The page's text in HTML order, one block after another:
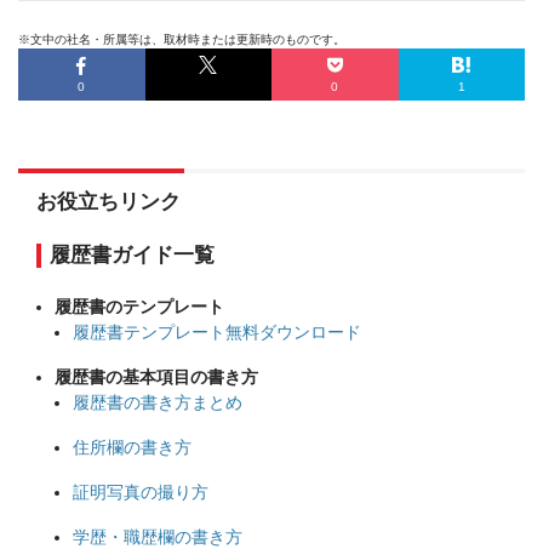
※文中の社名・所属等は、取材時または更新時のものです。
0 0 1
お役立ちリンク
履歴書ガイド一覧
履歴書のテンプレート
履歴書テンプレート無料ダウンロード
履歴書の基本項目の書き方
履歴書の書き方まとめ
住所欄の書き方
証明写真の撮り方
学歴・職歴欄の書き方